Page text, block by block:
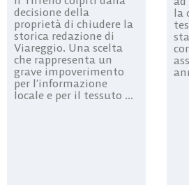
decisione della
proprietà di chiudere la
storica redazione di
Viareggio. Una scelta
che rappresenta un
grave impoverimento
per l’informazione
locale e per il tessuto ...
la